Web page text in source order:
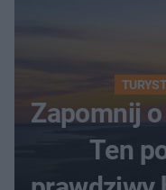
Zapomnij
Ten